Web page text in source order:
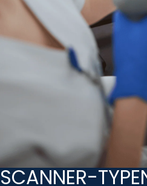
SCANNER-